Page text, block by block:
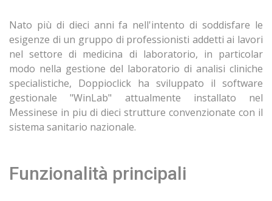
Nato più di dieci anni fa nell'intento di soddisfare le
esigenze di un gruppo di professionisti addetti ai lavori
nel settore di medicina di laboratorio, in particolar
modo nella gestione del laboratorio di analisi cliniche
specialistiche, Doppioclick ha sviluppato il software
gestionale "WinLab" attualmente installato nel
Messinese in piu di dieci strutture convenzionate con il
sistema sanitario nazionale.
Funzionalità principali